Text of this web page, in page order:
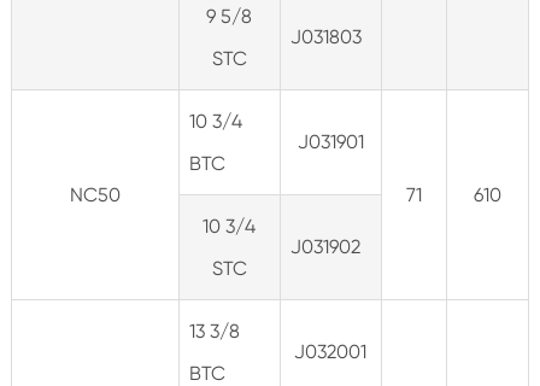
9 5/8
STC
J031803
NC50
10 3/4
BTC
J031901
71
610
10 3/4
STC
J031902
13 3/8
BTC
J032001